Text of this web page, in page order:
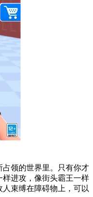
领的世界里。只有你才
进攻，像街头霸王一样
束缚在障碍物上，可以